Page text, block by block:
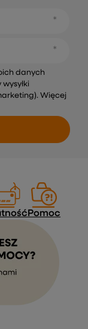
danych
Więcej
Pomoc